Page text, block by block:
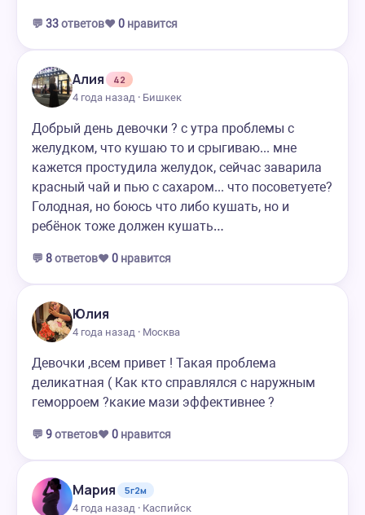
💬 33ответов❤️ 0 нравится
Алия
42
4 года назад · Бишкек
Добрый день девочки ? с утра проблемы с
желудком, что кушаю то и срыгиваю... мне
кажется простудила желудок, сейчас заварила
красный чай и пью с сахаром... что посоветуете?
Голодная, но боюсь что либо кушать, но и
ребёнок тоже должен кушать…
💬 8ответов❤️ 0 нравится
Юлия
4 года назад · Москва
Девочки ,всем привет ! Такая проблема
деликатная ( Как кто справлялся с наружным
геморроем ?какие мази эффективнее ?
💬 9ответов❤️ 0 нравится
Мария
5г2м
4 года назад · Каспийск